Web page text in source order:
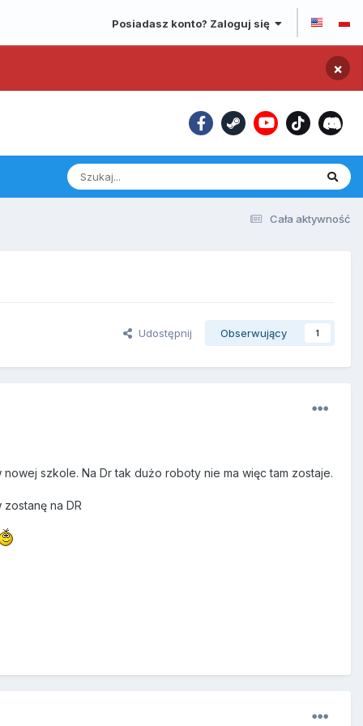
Posiadasz konto? Zaloguj się
×
Cała aktywność
Udostępnij Obserwujący 1
szkole. Na Dr tak dużo roboty nie ma więc tam zostaje.
na DR